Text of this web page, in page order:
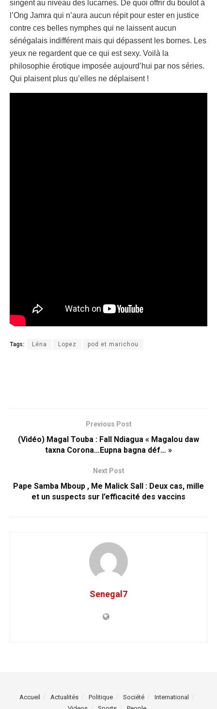
singent au niveau des lucarnes. De quoi offrir du boulot à
l’Ong Jamra qui n’aura aucun répit pour ester en justice
contre ces belles nymphes qui ne laissent aucun
sénégalais indifférent mais qui dépassent les bornes. Les
yeux ne regardent que ce qui est sexy. Voilà la
philosophie érotique imposée aujourd’hui par nos séries.
Qui plaisent plus qu’elles ne déplaisent !
Tags: Léna Lopez pod et marichou
Previous Post
(Vidéo) Magal Touba : Fall Ndiagua « Magalou daw
taxna Corona…Eupna bagna déf… »
Next Post
Pape Samba Mboup , Me Malick Sall : Deux cas, mille
et un suspects sur l’efficacité des vaccins
Senegal7
Accueil Actualités Politique Société
International